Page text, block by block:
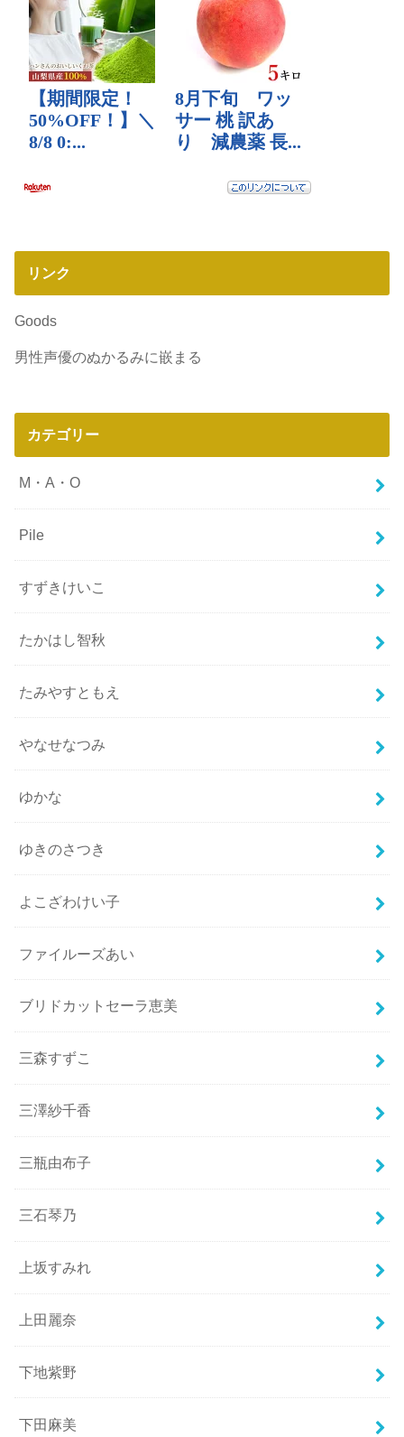
リンク
Goods
男性声優のぬかるみに嵌まる
カテゴリー
M・A・O
Pile
すずきけいこ
たかはし智秋
たみやすともえ
やなせなつみ
ゆかな
ゆきのさつき
よこざわけい子
ファイルーズあい
ブリドカットセーラ恵美
三森すずこ
三澤紗千香
三瓶由布子
三石琴乃
上坂すみれ
上田麗奈
下地紫野
下田麻美